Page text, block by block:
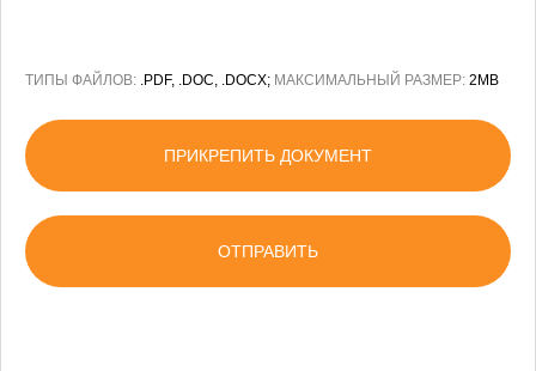
ТИПЫ ФАЙЛОВ: .PDF, .DOC, .DOCX; МАКСИМАЛЬНЫЙ РАЗМЕР: 2MB
ПРИКРЕПИТЬ ДОКУМЕНТ